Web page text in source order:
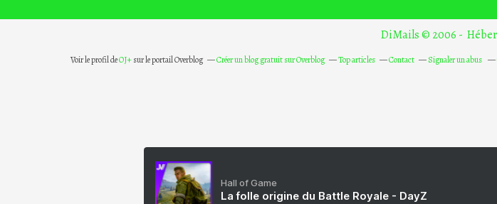
DiMails © 2006 -
Voir le profil deOJ+sur le portail Overblog Créer un blog gratuit sur Overblog Top articles Contact Signaler un abus
Hall of Game
La folle origine du Battle Royale - DayZ